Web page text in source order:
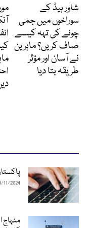
شاور ہیڈ کے
سوراخوں میں جمی
چونے کی تہہ کیسے
صاف کریں؟ ماہرین
نے آسان اور مؤثر
طریقہ بتا دیا
11/2024
منہاج